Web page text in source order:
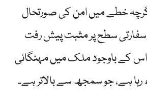
خطے میں امن کی صورتحال
سفارتی سطح پر مثبت پیش رفت
کے باوجود ملک میں مہنگائی
رہا ہے، جو سمجھ سے بالاتر ہے۔